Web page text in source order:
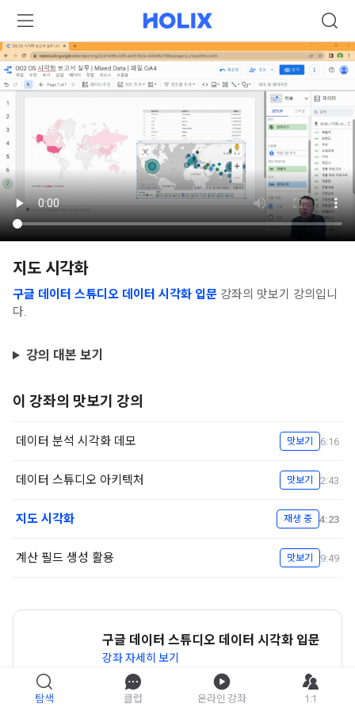
지도 시각화
구글 데이터 스튜디오 데이터 시각화 입문 강좌의 맛보기 강의입니
다.
강의 대본 보기
이 강좌의 맛보기 강의
데이터 분석 시각화 데모 맛보기 6:16
데이터 스튜디오 아키텍처 맛보기 2:43
지도 시각화 재생 중 4:23
계산 필드 생성 활용 맛보기 9:49
구글 데이터 스튜디오 데이터 시각화 입문
강좌 자세히 보기
탐색 클럽 온라인 강좌 1:1